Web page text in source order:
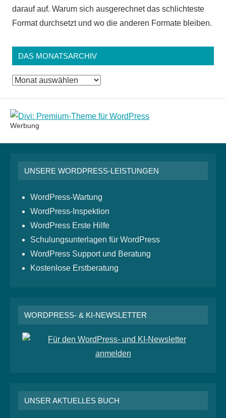
darauf auf. Warum sich ausgerechnet das schlichteste
Format durchsetzt und wo die anderen Formate bleiben.
DAS MONATSARCHIV
Das
Werbung
UNSERE WORDPRESS-LEISTUNGEN
WordPress-Wartung
WordPress-Inspektion
WordPress Erste Hilfe
Schulungsunterlagen für WordPress
WordPress Support und Beratung
Kostenlose Erstberatung
WORDPRESS- & KI-NEWSLETTER
UNSER AKTUELLES BUCH